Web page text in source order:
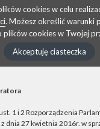
cookies w celu
. Możesz określić warunki
plików cookies w Twojej
Akceptuję ciasteczka
1 i 2 Rozporządzenia
dnia 27 kwietnia 2016r. w